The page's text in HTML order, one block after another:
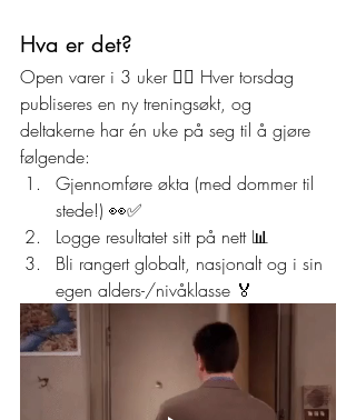
Hva er det?
Open varer i 3 uker 🏋️‍♂️ Hver torsdag
publiseres en ny treningsøkt, og
deltakerne har én uke på seg til å gjøre
følgende:
Gjennomføre økta (med dommer til
stede!) 👀✅
Logge resultatet sitt på nett 📊
Bli rangert globalt, nasjonalt og i sin
egen alders-/nivåklasse 🏅